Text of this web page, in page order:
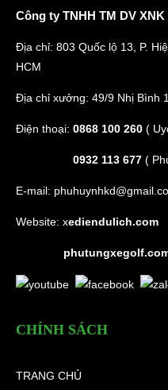
Công ty TNHH TM DV
Địa chỉ: 803 Quốc lộ 13, P.
HCM
Địa chỉ xưởng: 49/9 Nhị Bình
Điện thoại: 0868 100 260 (
0932 113 677 (
E-mail:
Website: xediendulich.com
CHÍNH SÁCH
TRANG CHỦ